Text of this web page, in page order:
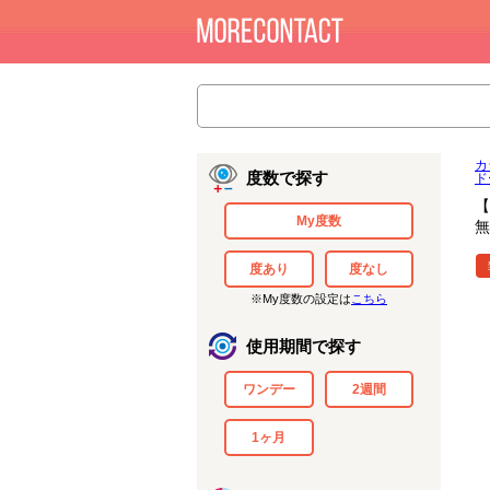
度数で探す
My度数
度あり 度なし
※My度数の設定は こちら
使用期間で探す
ワンデー 2週間
1ヶ月